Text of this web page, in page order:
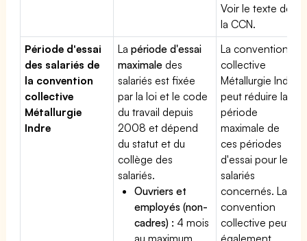
Voir le texte de
la CCN.
Période d'essai
des salariés de
la convention
collective
Métallurgie
Indre
Lapériode d'essai
maximale des
salariés est fixée
par la loi et le code
du travail depuis
2008 et dépend
du statut et du
collège des
salariés.
Ouvriers et
employés (non-
cadres) : 4 mois
au maximum
La convention
collective
Métallurgie Indre
peut réduire la
période
maximale de
ces périodes
d'essai pour les
salariés
concernés. La
convention
collective peut
également